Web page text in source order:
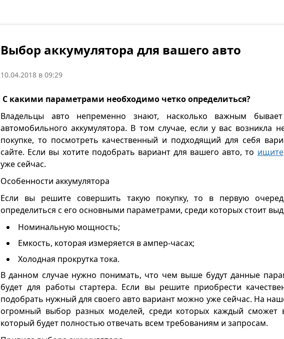
Выбор аккумулятора для вашего авто
10.04.2018 в 09:29
С какими параметрами необходимо четко определиться?
Владельцы авто непременно знают, насколько важным
автомобильного аккумулятора. В том случае, если у вас возникла
покупке, то посмотреть качественный и подходящий для себя
сайте. Если вы хотите подобрать вариант для вашего авто, то ищите
уже сейчас.
Особенности аккумулятора
Если вы решите совершить такую покупку, то в первую
определиться с его основными параметрами, среди которых стоит
Номинальную мощность;
Емкость, которая измеряется в ампер-часах;
Холодная прокрутка тока.
В данном случае нужно понимать, что чем выше будут данные
будет для работы стартера. Если вы решите приобрести
подобрать нужный для своего авто вариант можно уже сейчас. На
огромный выбор разных моделей, среди которых каждый сможет
который будет полностью отвечать всем требованиям и запросам.